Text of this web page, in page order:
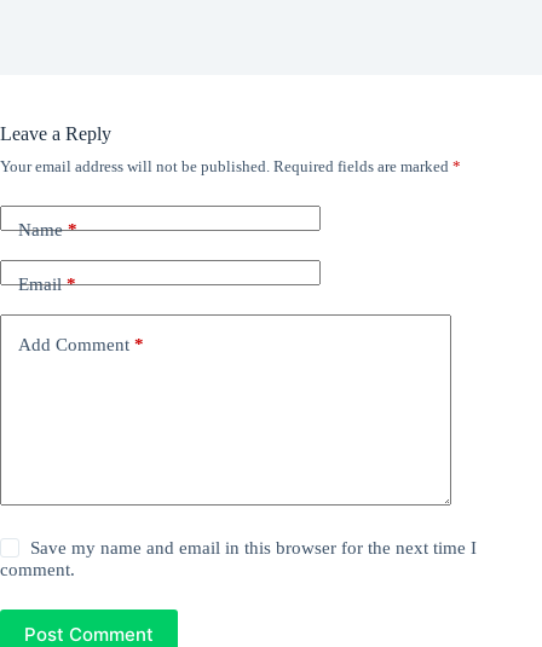
Leave a Reply
Your email address will not be published. Required fields are marked *
Name*
Email*
Add Comment *
Save my name and email in this browser for the next time I
comment.
Post Comment